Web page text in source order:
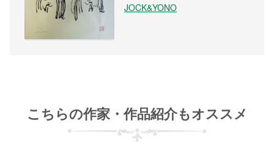
JOCK&YONO
こちらの作家・作品紹介もオススメ